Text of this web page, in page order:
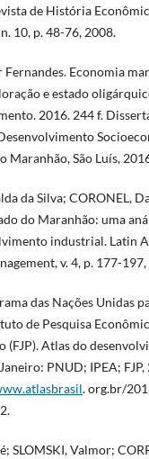
de História
10, p. 48-76, 2008.
Fernandes. Economia
e estado
2016. 244 f.
Maranhão, São Luís,
da Silva; CORONEL,
do Maranhão: uma
industrial. Latin
v. 4, p. 177-
das Nações Unidas
de Pesquisa
(FJP). Atlas do
PNUD; IPEA; FJP,
. org.br/
SLOMSKI, Valmor;